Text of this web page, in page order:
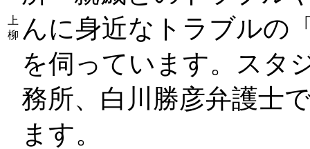
上
柳 んに身近なトラブルの
を伺っています。スタ
務所、白川勝彦弁護士
ます。